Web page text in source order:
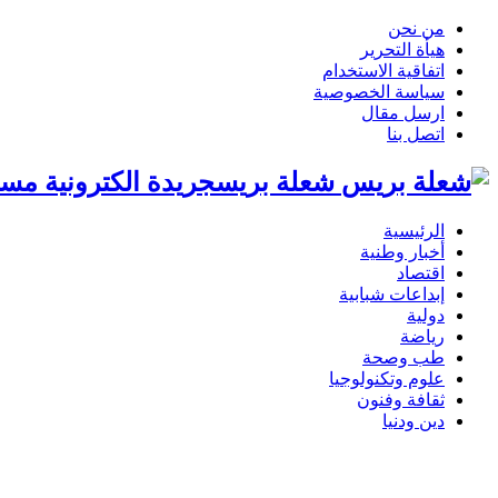
من نحن
هيأة التحرير
اتفاقية الاستخدام
سياسة الخصوصية
ارسل مقال
اتصل بنا
شعلة بريسجريدة الكترونية
الرئيسية
أخبار وطنية
اقتصاد
إبداعات شبابية
دولية
رياضة
طب وصحة
علوم وتكنولوجيا
ثقافة وفنون
دين ودنيا